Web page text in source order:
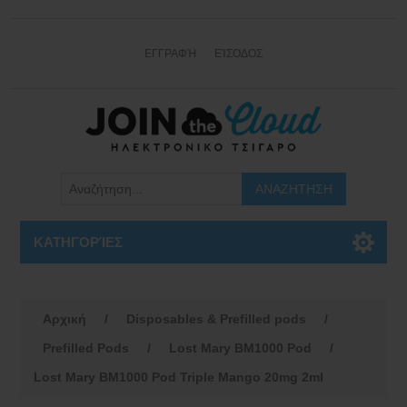
ΕΓΓΡΑΦΉ ΕΊΣΟΔΟΣ
ΚΑΤΗΓΟΡΊΕΣ
Αρχική / Disposables & Prefilled pods
/
Prefilled Pods
/ Lost Mary BM1000 Pod
/
Lost Mary BM1000 Pod Triple Mango 20mg 2ml